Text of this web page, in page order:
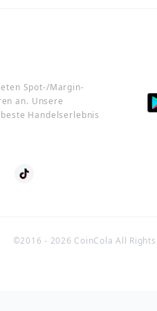
Spot-/Margin-
an. Unsere
Handelserlebnis
©2016 - 2026 CoinCola All